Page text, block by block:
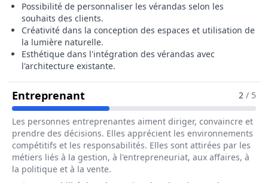
Possibilité de personnaliser les vérandas selon les
souhaits des clients.
Créativité dans la conception des espaces et utilisation de
la lumière naturelle.
Esthétique dans l'intégration des vérandas avec
l'architecture existante.
EntreprenantPour Le Métier De Poseur / 2 / 5
Les personnes entreprenantes aiment diriger, convaincre et
prendre des décisions. Elles apprécient les environnements
compétitifs et les responsabilités. Elles sont attirées par les
métiers liés à la gestion, à l'entrepreneuriat, aux affaires, à
la politique et à la vente.